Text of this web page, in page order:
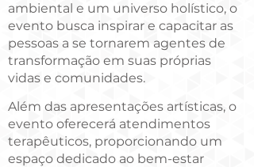
ambiental e um universo holístico, o
evento busca inspirar e capacitar as
pessoas a se tornarem agentes de
transformação em suas próprias
vidas e comunidades.
Além das apresentações artísticas, o
evento oferecerá atendimentos
terapêuticos, proporcionando um
espaço dedicado ao bem-estar